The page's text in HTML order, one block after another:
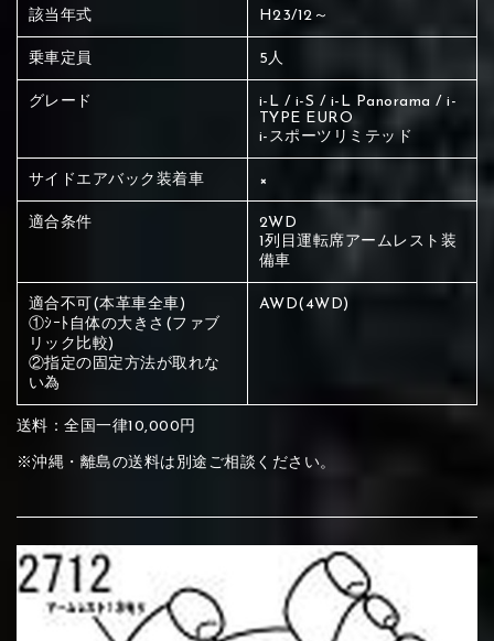
赤く塗られている場所を選択
ください
メイン生地は下記16種類からご選択ください。
赤く塗られている部分にカラ
ー選択ください
①Beige ②Gray ③Red
赤く塗られている場所を選択
刺繍は下記21種類からご選択ください。
赤く塗られている場所を選択
ください
刺繍は下記21種類からご選択ください。
赤く塗られている場所を選択
ください
刺繍は下記21種類からご選択ください。
該当年式 H23/12～
乗車定員 5人
グレード
i-L / i-S / i-L Panorama / i-
TYPE EURO
i-スポーツリミテッド
サイドエアバック装着車 ×
適合条件
2WD
1列目運転席アームレスト装
備車
適合不可(本革車全車)
①ｼｰﾄ自体の大きさ(ファブ
リック比較)
②指定の固定方法が取れな
い為
AWD(4WD)
送料：全国一律10,000円
※沖縄・離島の送料は別途ご相談ください。